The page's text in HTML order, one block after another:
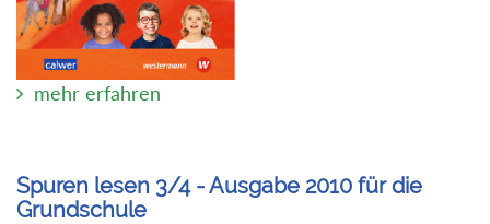
mehr erfahren
Spuren lesen 3/4 - Ausgabe 2010 für die
Grundschule